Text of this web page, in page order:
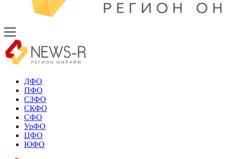
ДФО
ПФО
СЗФО
СКФО
СФО
УрФО
ЦФО
ЮФО